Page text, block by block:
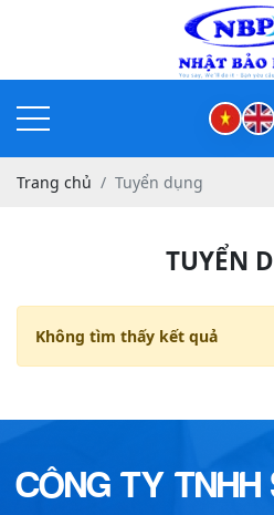
Trang chủ Tuyển dụng
TUYỂN
Không tìm thấy kết quả
CÔNG TY